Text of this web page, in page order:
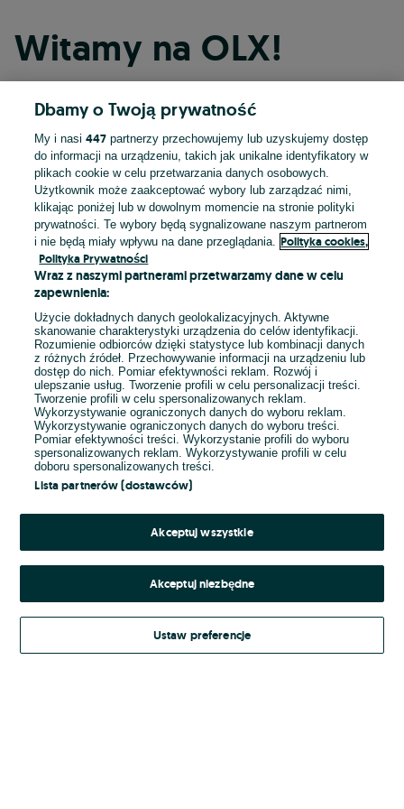
Witamy na OLX!
Kontynuuj przez Facebooka
Kontynuuj przez konto Apple
Kontynuuj przez konto Google
LUB
E-mail
Hasło
Kontynuując za pośrednictwem jednego z dostawców wskazanych powyżej,
Regulamin serwisu OLX.pl w jego aktualnym brzmieniu.
Dbamy o Twoją prywatność
My i nasi447 partnerzy przechowujemy lub uzyskujemy dostęp
do informacji na urządzeniu, takich jak unikalne identyfikatory w
plikach cookie w celu przetwarzania danych osobowych.
Użytkownik może zaakceptować wybory lub zarządzać nimi,
klikając poniżej lub w dowolnym momencie na stronie polityki
prywatności. Te wybory będą sygnalizowane naszym partnerom
i nie będą miały wpływu na dane przeglądania.
Polityka cookies,
Polityka Prywatności
Wraz z naszymi partnerami przetwarzamy dane w celu
zapewnienia:
Użycie dokładnych danych geolokalizacyjnych. Aktywne
skanowanie charakterystyki urządzenia do celów identyfikacji.
Rozumienie odbiorców dzięki statystyce lub kombinacji danych
z różnych źródeł. Przechowywanie informacji na urządzeniu lub
dostęp do nich. Pomiar efektywności reklam. Rozwój i
ulepszanie usług. Tworzenie profili w celu personalizacji treści.
Tworzenie profili w celu spersonalizowanych reklam.
Wykorzystywanie ograniczonych danych do wyboru reklam.
Wykorzystywanie ograniczonych danych do wyboru treści.
Pomiar efektywności treści. Wykorzystanie profili do wyboru
spersonalizowanych reklam. Wykorzystywanie profili w celu
doboru spersonalizowanych treści.
Lista partnerów (dostawców)
Akceptuj wszystkie
Akceptuj niezbędne
Ustaw preferencje